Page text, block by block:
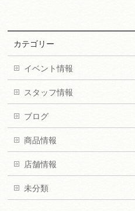
カテゴリー
イベント情報
スタッフ情報
ブログ
商品情報
店舗情報
未分類